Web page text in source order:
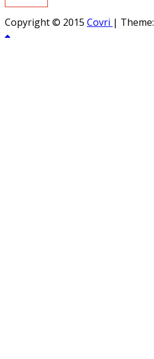
Copyright © 2015 Covri | Theme: